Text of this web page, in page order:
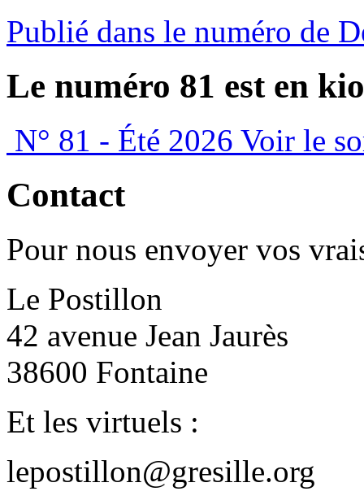
Publié dans le numéro de
Le numéro 81 est en
N° 81 - Été 2026 Voir le
Contact
Pour nous envoyer vos
Le Postillon
42 avenue Jean Jaurès
38600 Fontaine
Et les virtuels :
lepostillon@gresille.org